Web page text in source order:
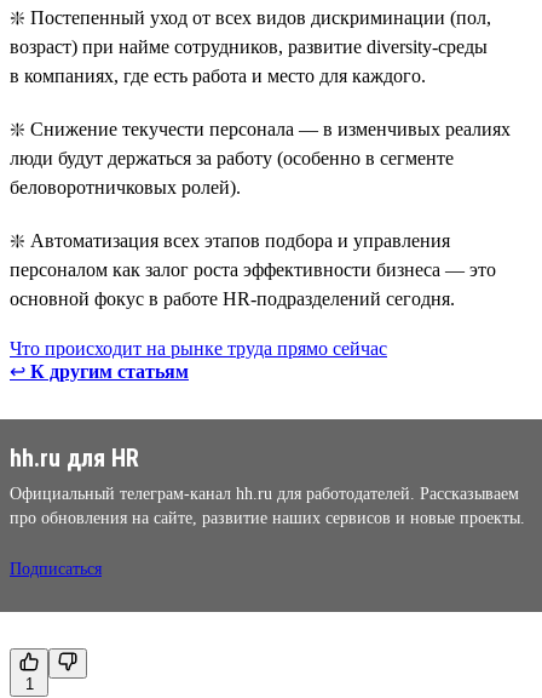
❇️ Постепенный уход от всех видов дискриминации (пол,
возраст) при найме сотрудников, развитие diversity-среды
в компаниях, где есть работа и место для каждого.
❇️ Снижение текучести персонала — в изменчивых реалиях
люди будут держаться за работу (особенно в сегменте
беловоротничковых ролей).
❇️ Автоматизация всех этапов подбора и управления
персоналом как залог роста эффективности бизнеса — это
основной фокус в работе HR-подразделений сегодня.
Что происходит на рынке труда прямо сейчас
↩ К другим статьям
hh.ru для HR
Официальный телеграм-канал hh.ru для работодателей. Рассказываем
про обновления на сайте, развитие наших сервисов и новые проекты.
Подписаться
1